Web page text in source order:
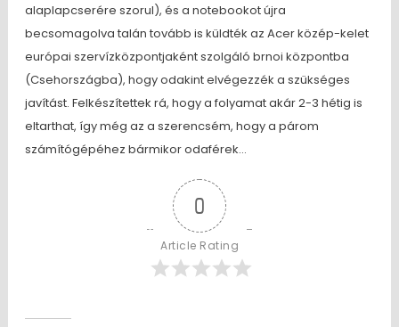
alaplapcserére szorul), és a notebookot újra
becsomagolva talán tovább is küldték az Acer közép-kelet
európai szervízközpontjaként szolgáló brnoi központba
(Csehországba), hogy odakint elvégezzék a szükséges
javítást. Felkészítettek rá, hogy a folyamat akár 2-3 hétig is
eltarthat, így még az a szerencsém, hogy a párom
számítógépéhez bármikor odaférek…
0
Article Rating